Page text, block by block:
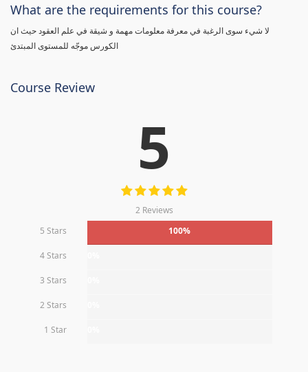
What are the requirements for this course?
لا شيء سوى الرغبة في معرفة معلومات مهمة و شيقة في علم العقود حيث ان
الكورس موجّه للمستوى المبتدئ
Course Review
5
2 Reviews
5 Stars
100%
4 Stars
3 Stars
2 Stars
1 Star